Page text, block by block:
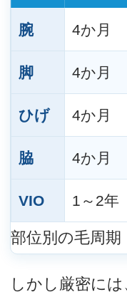
腕 4か月
脚 4か月
ひげ 4か月
脇 4か月
VIO 1～2年
部位別の毛周期
しかし厳密に